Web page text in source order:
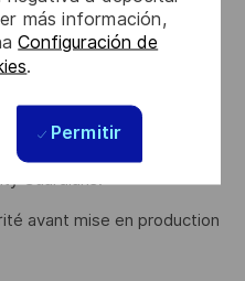
más información,
Configuración de
.
Permitir
cybersécurité.
risques exécutés par les
et piloter les actions
Guardians.
avant mise en production